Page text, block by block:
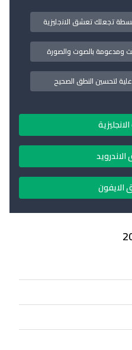
تجعلك تعشق الانجليزية
ومدعومة بالصوت والصورة
الايفون